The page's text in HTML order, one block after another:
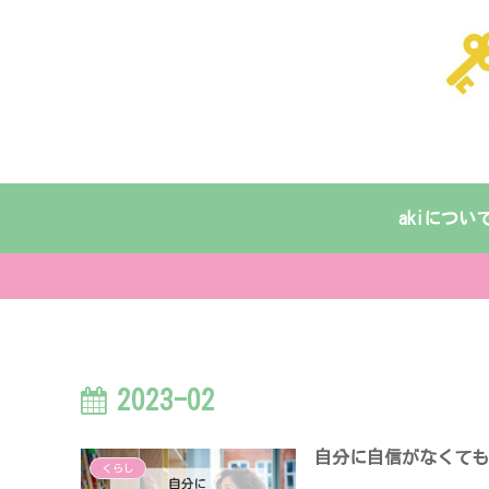
akiについ
2023-02
くらし
自分に自信がなくて